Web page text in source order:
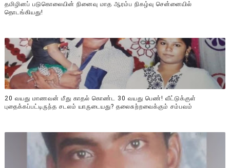
தமிழினப் படுகொலையின் நினைவு மாத ஆரம்ப நிகழ்வு சென்னையில்
தொடங்கியது!
20 வயது மாணவன் மீது காதல் கொண்ட 30 வயது பெண்! வீட்டுக்குள்
புதைக்கப்பட்டிருந்த சடலம் யாருடையது? தலைசுற்றவைக்கும் சம்பவம்